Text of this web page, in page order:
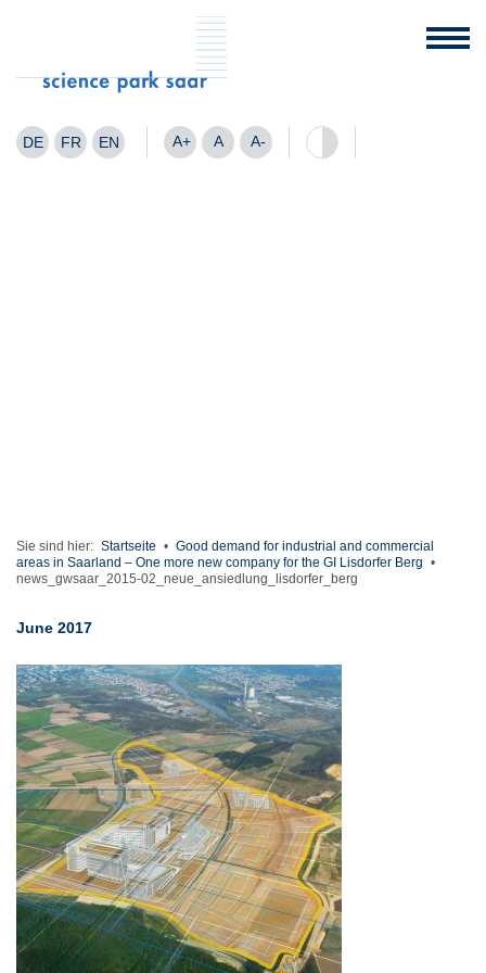
DE FR EN A+ A A-
Sie sind hier: Startseite • Good demand for industrial and commercial
areas in Saarland – One more new company for the GI Lisdorfer Berg •
news_gwsaar_2015-02_neue_ansiedlung_lisdorfer_berg
June 2017